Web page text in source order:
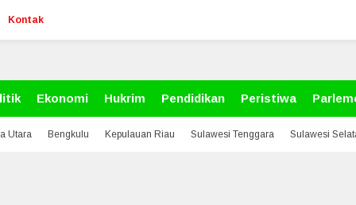
Kontak
Ekonomi Hukrim Pendidikan Peristiwa
Utara Bengkulu Kepulauan Riau Sulawesi Tenggara Sulawesi